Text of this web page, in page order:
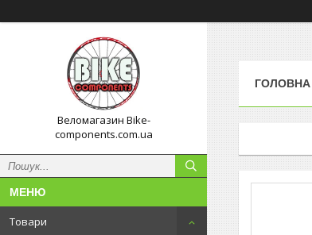
Веломагазин Bike-
components.com.ua
Товари
ГОЛОВНА